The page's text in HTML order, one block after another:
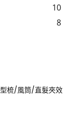
10
8
梳/風筒/直髮夾效